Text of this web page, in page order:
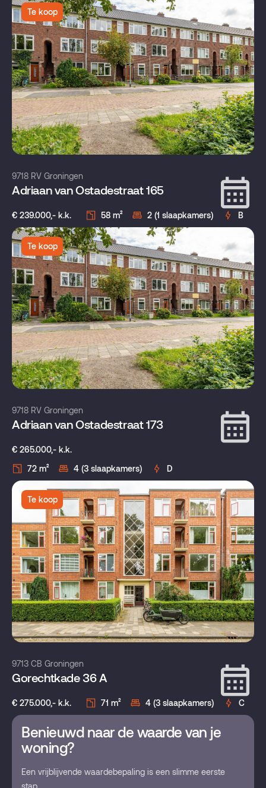
Te koop
9718 RV Groningen
Adriaan van Ostadestraat 165
€ 239.000,- k.k. 58 m² 2 (1 slaapkamers) B
Te koop
9718 RV Groningen
Adriaan van Ostadestraat 173
€ 265.000,- k.k.
72 m²
4 (3 slaapkamers) D
Te koop
9713 CB Groningen
Gorechtkade 36 A
€ 275.000,- k.k. 71 m² 4 (3 slaapkamers) C
Benieuwd naar de waarde van je
woning?
Een vrijblijvende waardebepaling is een slimme eerste